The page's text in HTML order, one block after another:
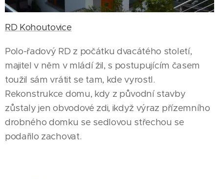
RD Kohoutovice
Polo-řadový RD z počátku dvacátého století,
majitel v něm v mládí žil, s postupujícím časem
toužil sám vrátit se tam, kde vyrostl.
Rekonstrukce domu, kdy z původní stavby
zůstaly jen obvodové zdi, ikdyž výraz přízemního
drobného domku se sedlovou střechou se
podařilo zachovat.